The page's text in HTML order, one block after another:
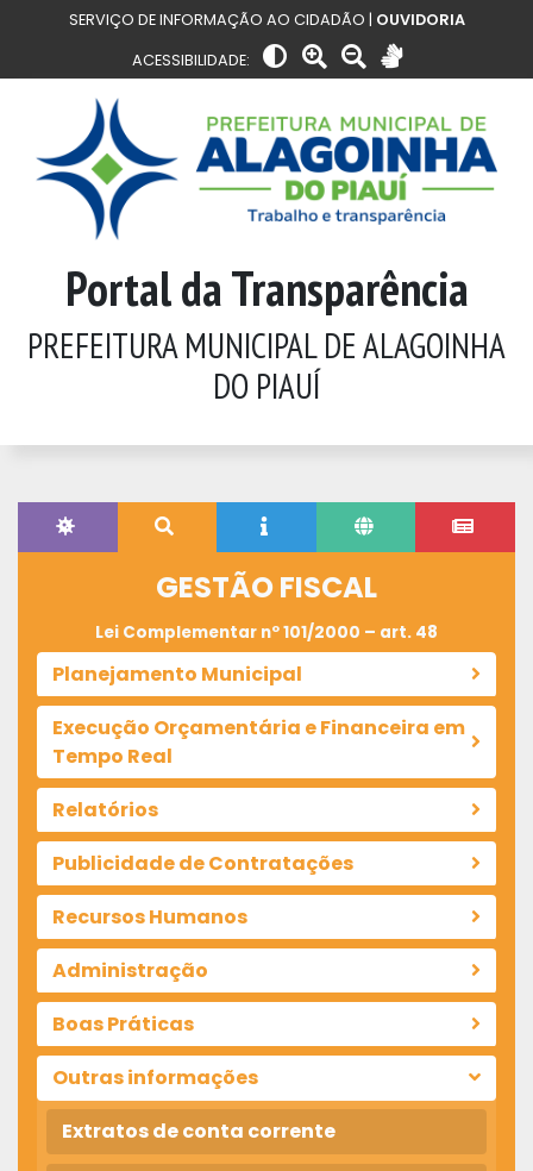
SERVIÇO DE INFORMAÇÃO AO CIDADÃO | OUVIDORIA
ACESSIBILIDADE:
Portal da Transparência
PREFEITURA MUNICIPAL DE ALAGOINHA
DO PIAUÍ
GESTÃO FISCAL
Lei Complementar nº 101/2000 – art. 48
Planejamento Municipal
Execução Orçamentária e Financeira em
Tempo Real
Relatórios
Publicidade de Contratações
Recursos Humanos
Administração
Boas Práticas
Outras informações
Extratos de conta corrente